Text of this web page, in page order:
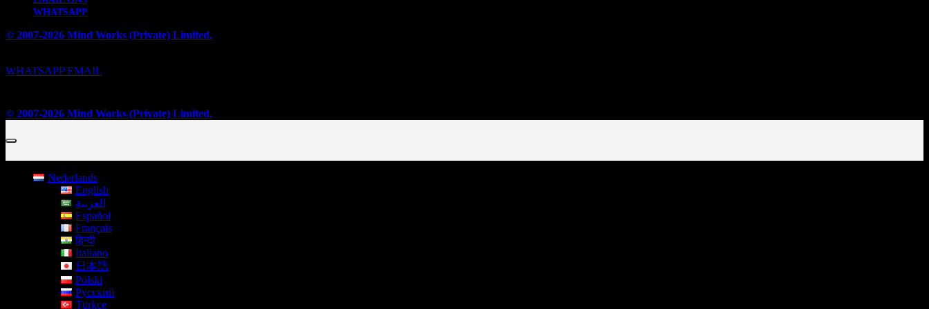
WHATSAPP
© 2007-2026 Mind Works (Private) Limited.
WHATSAPP EMAIL
© 2007-2026 Mind Works (Private) Limited.
Nederlands
English
العربية
Español
Français
हिन्दी
Italiano
日本語
Polski
Русский
Türkçe